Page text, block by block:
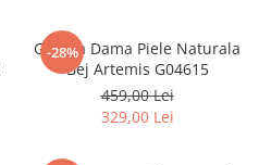
-28%
Geanta Dama Piele Naturala
Bej Artemis G04615
459,00 Lei
329,00 Lei